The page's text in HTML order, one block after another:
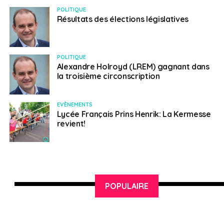
L’évènement sera entièrement gratuit
Adresse :
Den Franske AmbassadeKongens Nytorv 4, 1050
København
16 jun 2022 kl. 17:00 – 19:00
COPENHAGUE
DESIGN GRATUITÉ UNE
POLITIQUE
Résultats des élections législatives
POLITIQUE
Alexandre Holroyd (LREM) gagnant dans
la troisième circonscription
EVÈNEMENTS
Lycée Français Prins Henrik: La Kermesse
revient!
POPULAIRE